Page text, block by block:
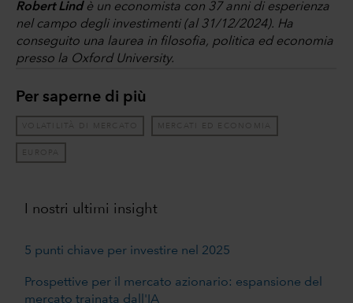
Robert Lindè un economista con 37 anni di esperienza
nel campo degli investimenti (al 31/12/2024). Ha
conseguito una laurea in filosofia, politica ed economia
presso la Oxford University.
Per saperne di più
VOLATILITÀ DI MERCATO MERCATI ED ECONOMIA
EUROPA
I nostri ultimi insight
5 punti chiave per investire nel 2025
Prospettive per il mercato azionario: espansione del
mercato trainata dall'IA